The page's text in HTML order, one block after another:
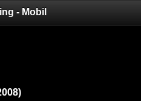
- Mobil